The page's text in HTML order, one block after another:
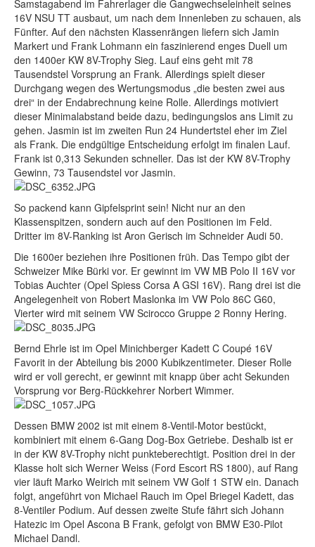
Samstagabend im Fahrerlager die Gangwechseleinheit seines
16V NSU TT ausbaut, um nach dem Innenleben zu schauen, als
Fünfter. Auf den nächsten Klassenrängen liefern sich Jamin
Markert und Frank Lohmann ein faszinierend enges Duell um
den 1400er KW 8V-Trophy Sieg. Lauf eins geht mit 78
Tausendstel Vorsprung an Frank. Allerdings spielt dieser
Durchgang wegen des Wertungsmodus „die besten zwei aus
drei“ in der Endabrechnung keine Rolle. Allerdings motiviert
dieser Minimalabstand beide dazu, bedingungslos ans Limit zu
gehen. Jasmin ist im zweiten Run 24 Hundertstel eher im Ziel
als Frank. Die endgültige Entscheidung erfolgt im finalen Lauf.
Frank ist 0,313 Sekunden schneller. Das ist der KW 8V-Trophy
Gewinn, 73 Tausendstel vor Jasmin.
So packend kann Gipfelsprint sein! Nicht nur an den
Klassenspitzen, sondern auch auf den Positionen im Feld.
Dritter im 8V-Ranking ist Aron Gerisch im Schneider Audi 50.
Die 1600er beziehen ihre Positionen früh. Das Tempo gibt der
Schweizer Mike Bürki vor. Er gewinnt im VW MB Polo II 16V vor
Tobias Auchter (Opel Spiess Corsa A GSI 16V). Rang drei ist die
Angelegenheit von Robert Maslonka im VW Polo 86C G60,
Vierter wird mit seinem VW Scirocco Gruppe 2 Ronny Hering.
Bernd Ehrle ist im Opel Minichberger Kadett C Coupé 16V
Favorit in der Abteilung bis 2000 Kubikzentimeter. Dieser Rolle
wird er voll gerecht, er gewinnt mit knapp über acht Sekunden
Vorsprung vor Berg-Rückkehrer Norbert Wimmer.
Dessen BMW 2002 ist mit einem 8-Ventil-Motor bestückt,
kombiniert mit einem 6-Gang Dog-Box Getriebe. Deshalb ist er
in der KW 8V-Trophy nicht punkteberechtigt. Position drei in der
Klasse holt sich Werner Weiss (Ford Escort RS 1800), auf Rang
vier läuft Marko Weirich mit seinem VW Golf 1 STW ein. Danach
folgt, angeführt von Michael Rauch im Opel Briegel Kadett, das
8-Ventiler Podium. Auf dessen zweite Stufe fährt sich Johann
Hatezic im Opel Ascona B Frank, gefolgt von BMW E30-Pilot
Michael Dandl.